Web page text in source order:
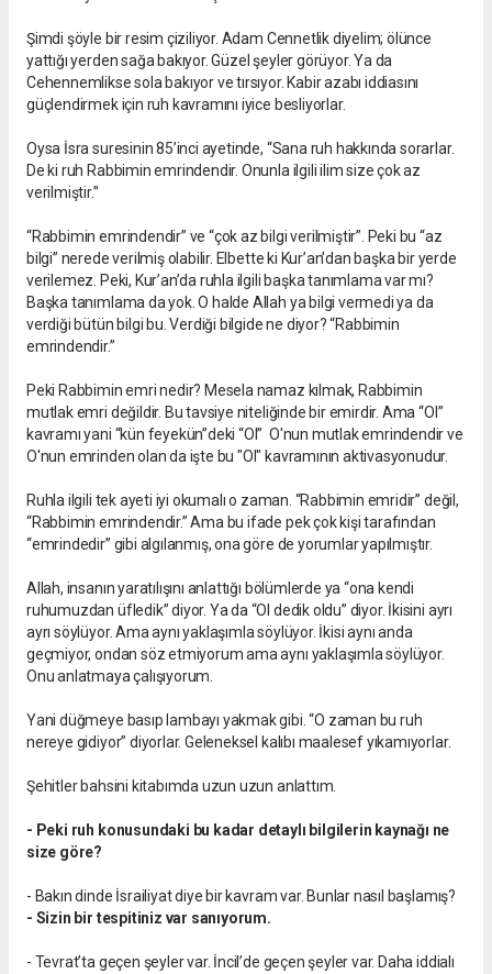
Şimdi şöyle bir resim çiziliyor. Adam Cennetlik diyelim; ölünce
yattığı yerden sağa bakıyor. Güzel şeyler görüyor. Ya da
Cehennemlikse sola bakıyor ve tırsıyor. Kabir azabı iddiasını
güçlendirmek için ruh kavramını iyice besliyorlar.
Oysa İsra suresinin 85’inci ayetinde, “Sana ruh hakkında sorarlar.
De ki ruh Rabbimin emrindendir. Onunla ilgili ilim size çok az
verilmiştir.”
“Rabbimin emrindendir” ve “çok az bilgi verilmiştir”. Peki bu “az
bilgi” nerede verilmiş olabilir. Elbette ki Kur’an’dan başka bir yerde
verilemez. Peki, Kur’an’da ruhla ilgili başka tanımlama var mı?
Başka tanımlama da yok. O halde Allah ya bilgi vermedi ya da
verdiği bütün bilgi bu. Verdiği bilgide ne diyor? “Rabbimin
emrindendir.”
Peki Rabbimin emri nedir? Mesela namaz kılmak, Rabbimin
mutlak emri değildir. Bu tavsiye niteliğinde bir emirdir. Ama “Ol”
kavramı yani “kün feyekün”deki “Ol” O'nun mutlak emrindendir ve
O'nun emrinden olan da işte bu "Ol" kavramının aktivasyonudur.
Ruhla ilgili tek ayeti iyi okumalı o zaman. “Rabbimin emridir” değil,
“Rabbimin emrindendir.” Ama bu ifade pek çok kişi tarafından
“emrindedir” gibi algılanmış, ona göre de yorumlar yapılmıştır.
Allah, insanın yaratılışını anlattığı bölümlerde ya “ona kendi
ruhumuzdan üfledik” diyor. Ya da “Ol dedik oldu” diyor. İkisini ayrı
ayrı söylüyor. Ama aynı yaklaşımla söylüyor. İkisi aynı anda
geçmiyor, ondan söz etmiyorum ama aynı yaklaşımla söylüyor.
Onu anlatmaya çalışıyorum.
Yani düğmeye basıp lambayı yakmak gibi. “O zaman bu ruh
nereye gidiyor” diyorlar. Geleneksel kalıbı maalesef yıkamıyorlar.
Şehitler bahsini kitabımda uzun uzun anlattım.
- Peki ruh konusundaki bu kadar detaylı bilgilerin kaynağı ne
size göre?
- Bakın dinde İsrailiyat diye bir kavram var. Bunlar nasıl başlamış?
- Sizin bir tespitiniz var sanıyorum.
- Tevrat’ta geçen şeyler var. İncil’de geçen şeyler var. Daha iddialı